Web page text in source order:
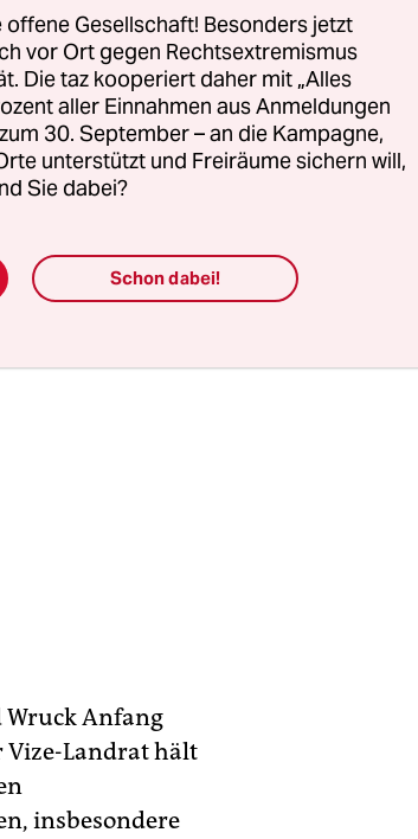
das
sprach.
Linke und
gestellt,
Wruck Anfang
Vize-Landrat hält
insbesondere
Gesellschaft! Besonders jetzt
vor Ort gegen Rechtsextremismus
Die taz kooperiert daher mit „Alles
aller Einnahmen aus Anmeldungen
30. September – an die Kampagne,
unterstützt und Freiräume sichern will,
Sie dabei?
Schon dabei!